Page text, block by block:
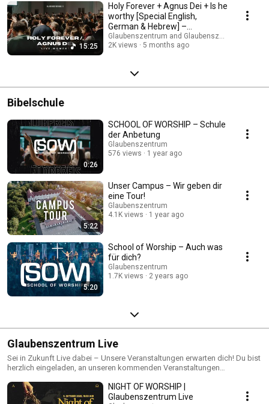
15:25
Holy Forever + Agnus Dei + Is he
worthy [Special English,
German & Hebrew] –
Glaubenszentrum Live
Glaubenszentrum and Glaubenszentrum Live
2K views
5 months ago
Bibelschule
0:26
SCHOOL OF WORSHIP – Schule
der Anbetung
Glaubenszentrum
576 views
1 year ago
5:22
Unser Campus – Wir geben dir
eine Tour!
Glaubenszentrum
4.1K views
1 year ago
5:20
School of Worship – Auch was
für dich?
Glaubenszentrum
1.7K views
2 years ago
Glaubenszentrum Live
Sei in Zukunft Live dabei – Unsere Veranstaltungen erwarten dich! Du bist
herzlich eingeladen, an unseren kommenden Veranstaltungen
nach Gott ausstrecken und ihn besser kennenlernen möchten. Egal, wo
du herkommst und was dich bewegt – Wir freuen uns darauf, dich vor Ort
NIGHT OF WORSHIP |
Glaubenszentrum Live